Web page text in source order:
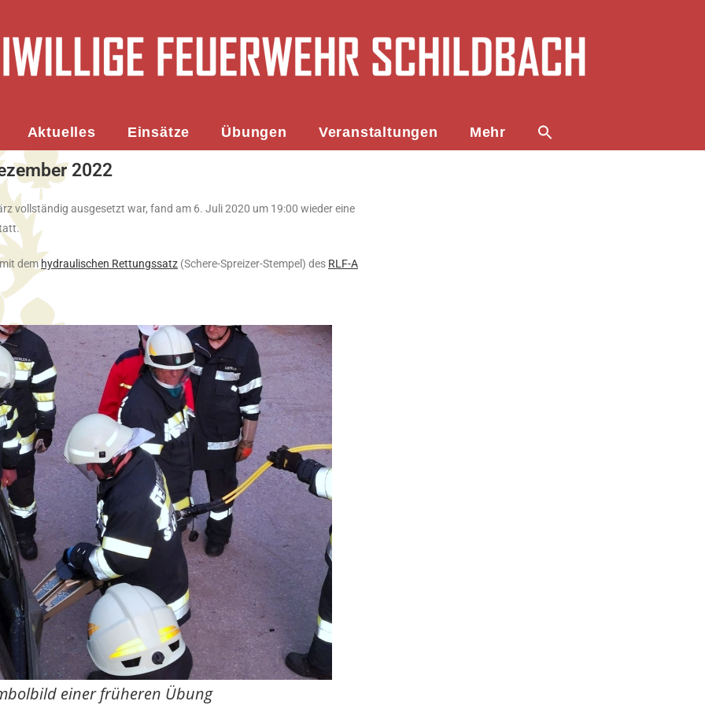
Aktuelles Einsätze Übungen Veranstaltungen Mehr
2022
vollständig ausgesetzt war, fand am 6. Juli 2020 um 19:00 wieder eine
demhydraulischen Rettungssatz(Schere-Spreizer-Stempel) des RLF-A
einer früheren Übung